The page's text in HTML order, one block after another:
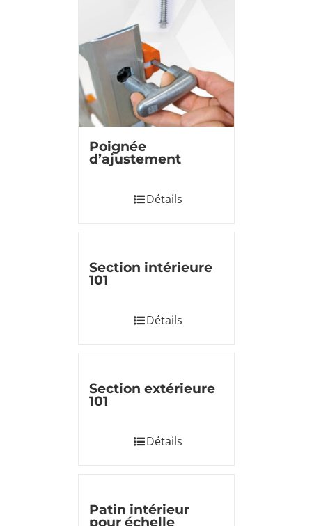
Poignée
d’ajustement
Détails
Section intérieure
101
Détails
Section extérieure
101
Détails
Patin intérieur
pour échelle